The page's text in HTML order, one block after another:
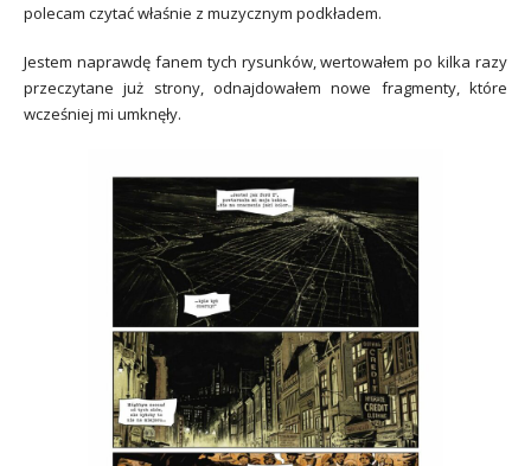
polecam czytać właśnie z muzycznym podkładem.
Jestem naprawdę fanem tych rysunków, wertowałem po kilka razy
przeczytane już strony, odnajdowałem nowe fragmenty, które
wcześniej mi umknęły.